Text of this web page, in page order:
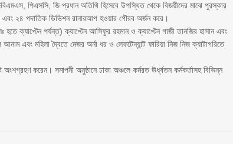
পিএসসি, জি প্রধান অতিথি হিসেবে উপস্থিত থেকে বিজয়ীদের মাঝে পুরস্কার
এবং ২৪ পদাতিক ডিভিশন রানারআপ হওয়ার গৌরব অর্জন করে।
ক্যাপ্টেন পর্যন্ত) ক্যাপ্টেন আসিফুর রহমান ও ক্যাপ্টেন গাজী তানজির হাসান এবং
মহিলা দ্বৈতে মেজর অর্না ধর ও লেফটেন্যান্ট ফারিয়া নিজ নিজ ক্যাটাগরিতে
করেন। সমাপনী অনুষ্ঠানে ঢাকা অঞ্চলে কর্মরত ঊর্ধ্বতন কর্মকর্তাসহ বিভিন্ন